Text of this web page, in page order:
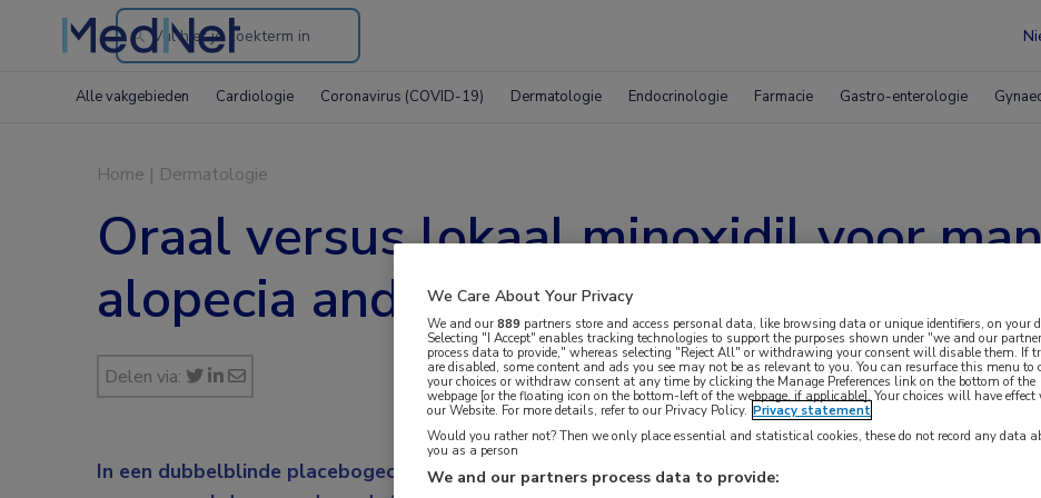
Search
the
Alle vakgebieden Cardiologie Coronavirus (COVID-19) Dermatologie Endocrinologie Farmacie Gastro-enterologie
Home | Dermatologie
Oraal versus lokaal minoxidil voor
alopecia androgenetica
Delen via:
In een dubbelblinde placebogecontroleerde, gerandomiseerde studie was oraal minoxidil, 5
We Care About Your Privacy
We and our889 partners store and access personal data, like browsing data or unique identifiers, on your
Selecting "I Accept" enables tracking technologies to support the purposes shown under "we and our
process data to provide," whereas selecting "Reject All" or withdrawing your consent will disable them. If
are disabled, some content and ads you see may not be as relevant to you. You can resurface this menu to
your choices or withdraw consent at any time by clicking the Manage Preferences link on the bottom of the
webpage [or the floating icon on the bottom-left of the webpage, if applicable]. Your choices will have
our Website. For more details, refer to our Privacy Policy. Privacy statement
Would you rather not? Then we only place essential and statistical cookies, these do not record any data
you as a person
We and our partners process data to provide: